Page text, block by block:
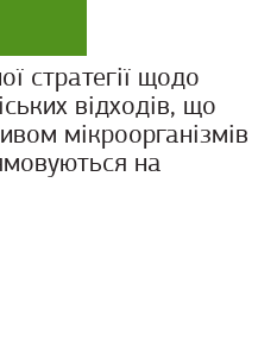
стратегії щодо
відходів, що
мікроорганізмів
на